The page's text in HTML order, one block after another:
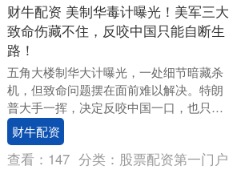
财牛配资 美制华毒计曝光！美军三大
致命伤藏不住，反咬中国只能自断生
路！
五角大楼制华大计曝光，一处细节暗藏杀
机，但致命问题摆在面前难以解决。特朗
普大手一挥，决定反咬中国一口，也只是
搬起石头砸了自己的脚。 美军无人机 日
前，《华尔街日....
财牛配资
查看： 147 分类： 股票配资第一门户